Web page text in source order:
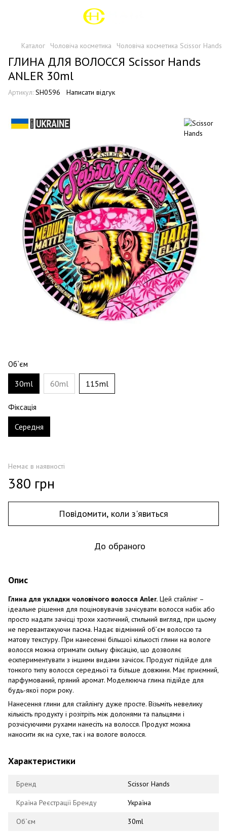
Каталог Чоловіча косметика Чоловіча косметика Scissor Hands
ГЛИНА ДЛЯ ВОЛОССЯ Scissor Hands
ANLER 30ml
Артикул: SH0596 Написати відгук
Об`єм
30ml 60ml 115ml
Фіксація
Середня
Немає в наявності
380 грн
Повідомити, коли з'явиться
До обраного
Опис
Глина для укладки чоловічого волосся Anler. Цей стайлінг –
ідеальне рішення для поціновувачів зачісувати волосся набік або
просто надати зачісці трохи хаотичний, стильний вигляд, при цьому
не перевантажуючи пасма. Надає відмінний об’єм волоссю та
матову текстуру. При нанесенні більшої кількості глини на вологе
волосся можна отримати сильну фіксацію, що дозволяє
ескпериментувати з іншими видами зачісок. Продукт підійде для
тонкого типу волосся середньої та більше довжини. Має приємний,
парфумований, пряний аромат. Моделююча глина підійде для
будь-якої пори року.
Нанесення глини для стайлінгу дуже просте. Візьміть невелику
кількість продукту і розітріть між долонями та пальцями і
розчісуючими рухами нанесіть на волосся. Продукт можна
наносити як на сухе, так і на вологе волосся.
Характеристики
Бренд Scissor Hands
Країна Реєстрації Бренду Україна
Об`єм 30ml